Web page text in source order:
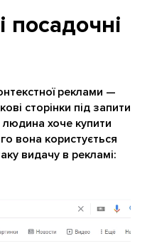
посадочні
реклами —
сторінки під запити
людина хоче купити
вона користується
видачу в рекламі: